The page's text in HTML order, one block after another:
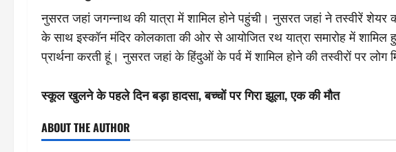
नुसरत जहां जगन्नाथ की यात्रा में शामिल होने पहुंची। नुसरत जहां ने तस्वीरें शेयर
के साथ इस्कॉन मंदिर कोलकाता की ओर से आयोजित रथ यात्रा समारोह में शामिल
प्रार्थना करती हूं। नुसरत जहां के हिंदुओं के पर्व में शामिल होने की तस्वीरों पर लोग
स्कूल खुलने के पहले दिन बड़ा हादसा, बच्चों पर गिरा झूला, एक की मौत
ABOUT THE AUTHOR